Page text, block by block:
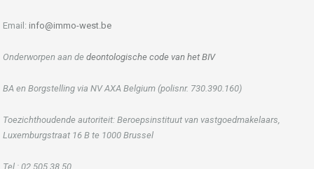
Email: info@immo-west.be
Onderworpen aan de deontologische code van het BIV
BA en Borgstelling via NV AXA Belgium (polisnr. 730.390.160)
Toezichthoudende autoriteit: Beroepsinstituut van vastgoedmakelaars,
Luxemburgstraat 16 B te 1000 Brussel
Tel.: 02 505 38 50